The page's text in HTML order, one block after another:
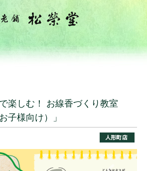
楽しむ！ お線香づくり教室
子様向け）」